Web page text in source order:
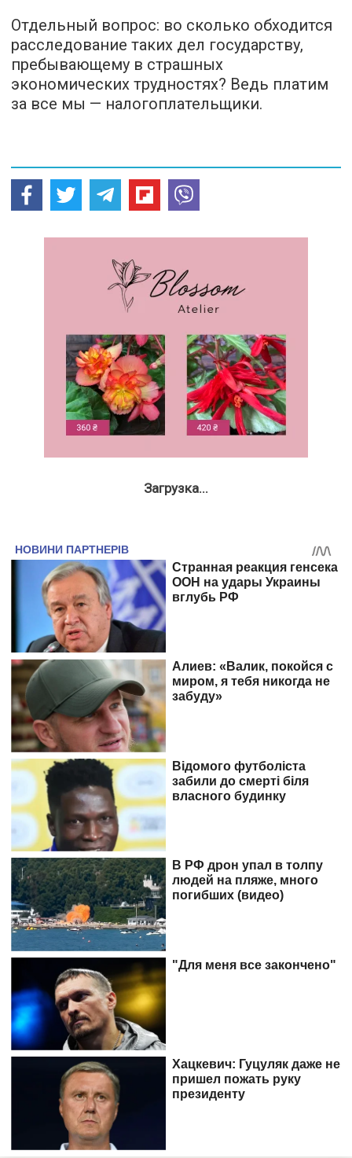
Отдельный вопрос: во сколько обходится
расследование таких дел государству,
пребывающему в страшных
экономических трудностях? Ведь платим
за все мы — налогоплательщики.
Загрузка...